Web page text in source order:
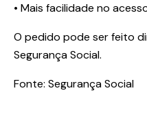
•⁠ ⁠Mais facilidade no
O pedido pode ser feito
Segurança Social.
Fonte: Segurança Social